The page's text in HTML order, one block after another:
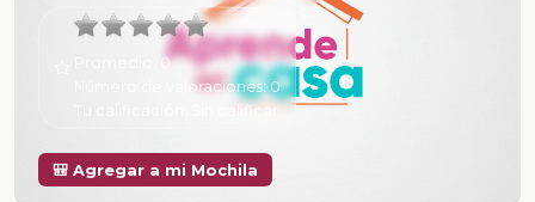
0
Número de valoraciones:0
Sin calificar
🎒 Agregar a mi Mochila